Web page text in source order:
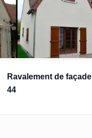
Ravalement de façade
44